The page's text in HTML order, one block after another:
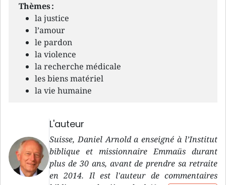
Thèmes :
la justice
l’amour
le pardon
la violence
la recherche médicale
les biens matériel
la vie humaine
L'auteur
Suisse, Daniel Arnold a enseigné à l’Institut
biblique et missionnaire Emmaüs durant
plus de 30 ans, avant de prendre sa retraite
en 2014. Il est l'auteur de commentaires